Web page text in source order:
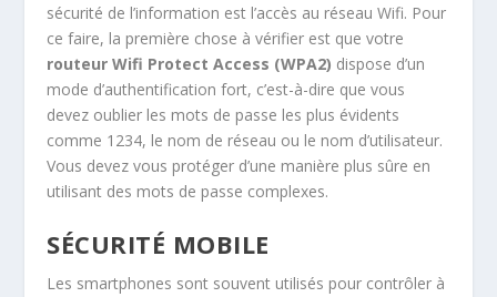
sécurité de l’information est l’accès au réseau Wifi. Pour
ce faire, la première chose à vérifier est que votre
routeur Wifi Protect Access (WPA2) dispose d’un
mode d’authentification fort, c’est-à-dire que vous
devez oublier les mots de passe les plus évidents
comme 1234, le nom de réseau ou le nom d’utilisateur.
Vous devez vous protéger d’une manière plus sûre en
utilisant des mots de passe complexes.
​SÉCURITÉ MOBILE
Les smartphones sont souvent utilisés pour contrôler à